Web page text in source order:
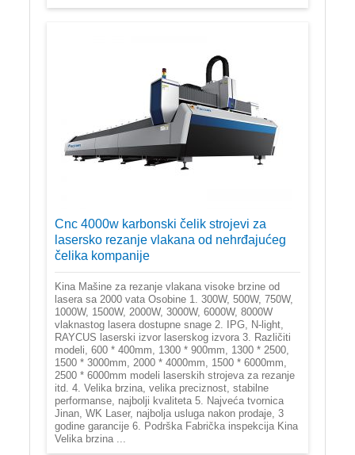
Cnc 4000w karbonski čelik strojevi za
lasersko rezanje vlakana od nehrđajućeg
čelika kompanije
Kina Mašine za rezanje vlakana visoke brzine od
lasera sa 2000 vata Osobine 1. 300W, 500W, 750W,
1000W, 1500W, 2000W, 3000W, 6000W, 8000W
vlaknastog lasera dostupne snage 2. IPG, N-light,
RAYCUS laserski izvor laserskog izvora 3. Različiti
modeli, 600 * 400mm, 1300 * 900mm, 1300 * 2500,
1500 * 3000mm, 2000 * 4000mm, 1500 * 6000mm,
2500 * 6000mm modeli laserskih strojeva za rezanje
itd. 4. Velika brzina, velika preciznost, stabilne
performanse, najbolji kvaliteta 5. Najveća tvornica
Jinan, WK Laser, najbolja usluga nakon prodaje, 3
godine garancije 6. Podrška Fabrička inspekcija Kina
Velika brzina ...